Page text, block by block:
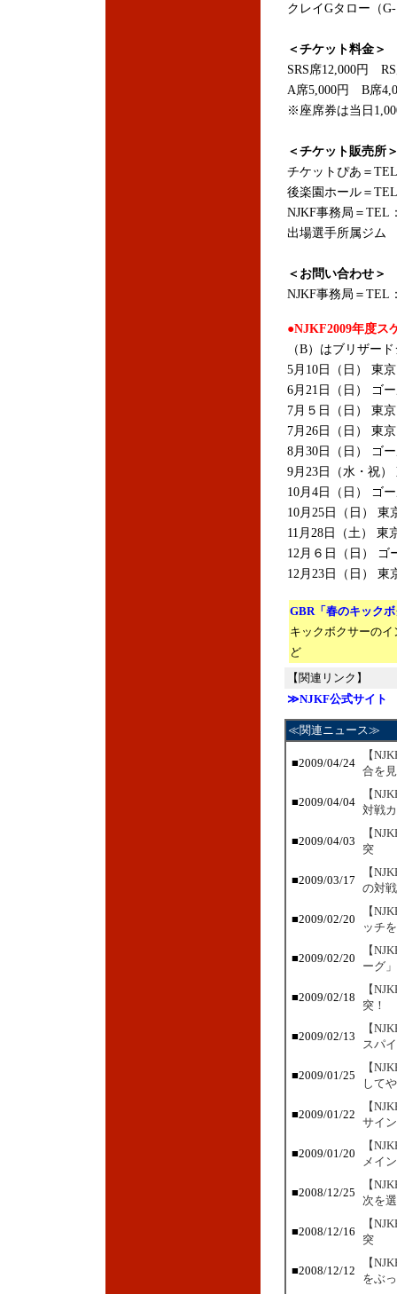
クレイGタロー（
＜チケット料金＞
SRS席12,000円
A席5,000円 B席
※座席券は当日
＜チケット販売所
チケットぴあ＝
後楽園ホール＝
NJKF事務局＝TEL
出場選手所属ジム
＜お問い合わせ＞
NJKF事務局＝TEL
●NJKF2009年度ス
（B）はブリザー
5月10日（日） 東
6月21日（日） ゴ
7月５日（日） 東
7月26日（日） 東
8月30日（日） ゴ
9月23日（水・祝
10月4日（日） ゴ
10月25日（日） 東
11月28日（土） 東
12月６日（日） ゴ
12月23日（日） 東
GBR「春のキック
キックボクサーの
ど
【関連リンク】
≫NJKF公式サイト
≪関連ニュース≫
■2009/04/24
【
合を
■2009/04/04
【
対戦
■2009/04/03
【
突
■2009/03/17
【
の対
■2009/02/20
【
ッチ
■2009/02/20
【
ーグ
■2009/02/18
【
突！
■2009/02/13
【
スパ
■2009/01/25
【
して
■2009/01/22
【
サイ
■2009/01/20
【
メイ
■2008/12/25
【
次を
■2008/12/16
【
突
■2008/12/12
【
をぶ